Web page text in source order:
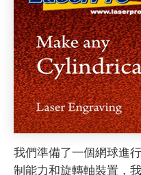
我們準備了一個網球進
制能力和旋轉軸裝置，